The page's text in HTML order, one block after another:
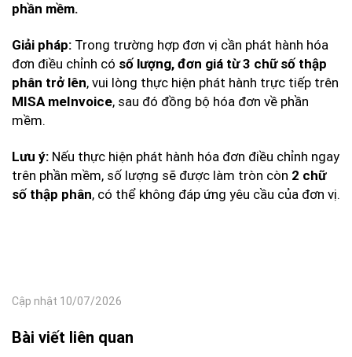
phần mềm.
Giải pháp: Trong trường hợp đơn vị cần phát hành hóa
đơn điều chỉnh có số lượng, đơn giá từ 3 chữ số thập
phân trở lên, vui lòng thực hiện phát hành trực tiếp trên
MISA meInvoice, sau đó đồng bộ hóa đơn về phần
mềm.
Lưu ý: Nếu thực hiện phát hành hóa đơn điều chỉnh ngay
trên phần mềm, số lượng sẽ được làm tròn còn 2 chữ
số thập phân, có thể không đáp ứng yêu cầu của đơn vị.
Cập nhật 10/07/2026
Bài viết liên quan